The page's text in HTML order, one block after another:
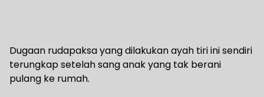
Dugaan rudapaksa yang dilakukan ayah tiri ini sendiri
terungkap setelah sang anak yang tak berani
pulang ke rumah.